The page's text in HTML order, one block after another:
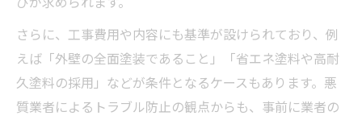
さらに、工事費用や内容にも基準が設けられており、例
えば「外壁の全面塗装であること」「省エネ塗料や高耐
久塗料の採用」などが条件となるケースもあります。悪
質業者によるトラブル防止の観点からも、事前に業者の